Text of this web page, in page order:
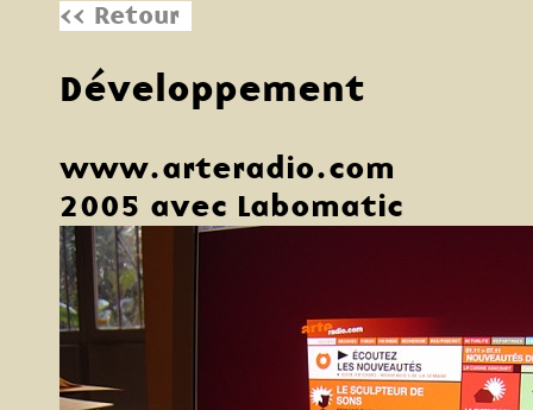
<< Retour
Développement
www.arteradio.com
2005 avec Labomatic